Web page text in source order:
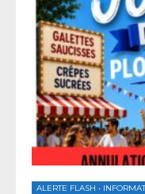
ALERTE FLASH •